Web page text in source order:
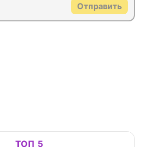
Отправить
ТОП 5